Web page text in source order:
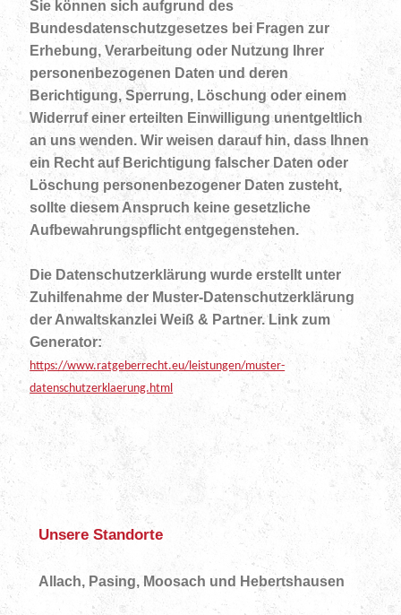
Sie können sich aufgrund des
Bundesdatenschutzgesetzes bei Fragen zur
Erhebung, Verarbeitung oder Nutzung Ihrer
personenbezogenen Daten und deren
Berichtigung, Sperrung, Löschung oder einem
Widerruf einer erteilten Einwilligung unentgeltlich
an uns wenden. Wir weisen darauf hin, dass Ihnen
ein Recht auf Berichtigung falscher Daten oder
Löschung personenbezogener Daten zusteht,
sollte diesem Anspruch keine gesetzliche
Aufbewahrungspflicht entgegenstehen.
Die Datenschutzerklärung wurde erstellt unter
Zuhilfenahme der Muster-Datenschutzerklärung
der Anwaltskanzlei Weiß & Partner. Link zum
Generator:
https://www.ratgeberrecht.eu/leistungen/muster-
datenschutzerklaerung.html
Unsere Standorte
Allach, Pasing, Moosach und Hebertshausen